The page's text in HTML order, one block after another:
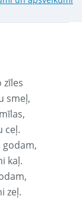
zīles
smeļ,
ceļ.
godam,
kaļ.
zeļ.